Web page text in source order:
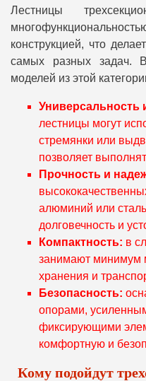
Лестницы
конструкцией, что
самых разных задач.
моделей из этой
Универсальность
лестницы могут
стремянки или
позволяет
Прочность и
алюминий или
долговечность и
Компактность: в
занимают минимум
хранения и
Безопасность:
опорами,
фиксирующими
комфортную и
Кому подойдут